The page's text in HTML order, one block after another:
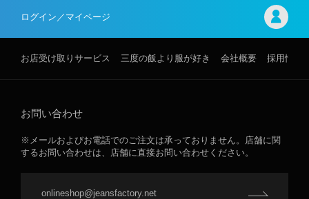
ログイン／マイページ
お店受け取りサービス 三度の飯より服が好き 会社概要 採用情報
お問い合わせ
※メールおよびお電話でのご注文は承っておりません。店舗に関
するお問い合わせは、店舗に直接お問い合わせください。
onlineshop@jeansfactory.net